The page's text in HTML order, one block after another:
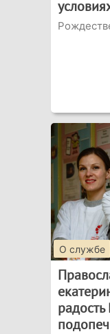
О службе